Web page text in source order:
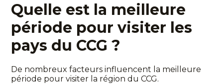
Quelle est la meilleure
période pour visiter les
pays du CCG ?
De nombreux facteurs influencent la meilleure
période pour visiter la région du CCG.